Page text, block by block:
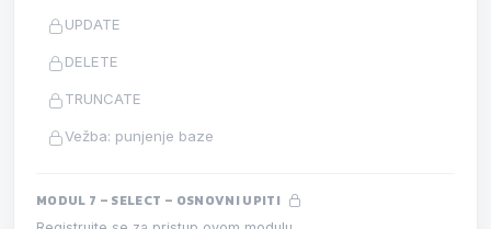
UPDATE
DELETE
TRUNCATE
Vežba: punjenje baze
MODUL 7 – SELECT – OSNOVNI UPITI